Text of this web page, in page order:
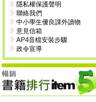
隱私權保護聲明
聯絡我們
中小學生優良課外讀物
意見信箱
AP4音檔安裝步驟
政令宣導